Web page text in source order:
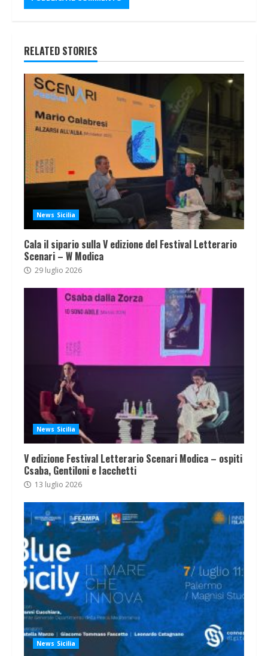
RELATED STORIES
News Sicilia
Cala il sipario sulla V edizione del Festival Letterario
Scenari – W Modica
29 luglio 2026
News Sicilia
V edizione Festival Letterario Scenari Modica – ospiti
Csaba, Gentiloni e Iacchetti
13 luglio 2026
News Sicilia